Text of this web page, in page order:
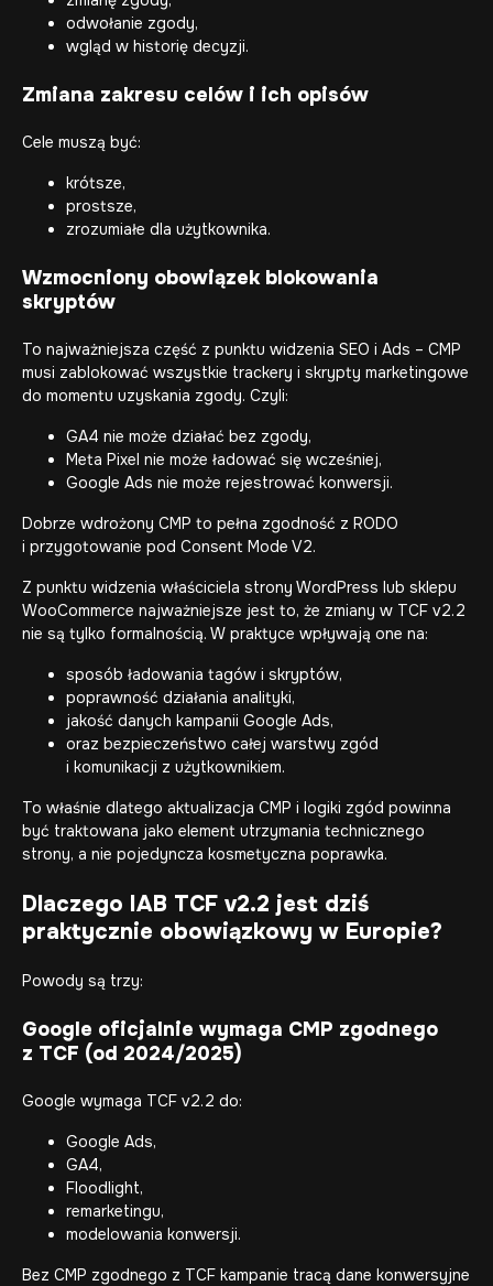
odwołanie zgody,
wgląd w historię decyzji.
Zmiana zakresu celów i ich opisów
Cele muszą być:
krótsze,
prostsze,
zrozumiałe dla użytkownika.
Wzmocniony obowiązek blokowania
skryptów
To najważniejsza część z punktu widzenia SEO i Ads – CMP
musi zablokować wszystkie trackery i skrypty marketingowe
do momentu uzyskania zgody. Czyli:
GA4 nie może działać bez zgody,
Meta Pixel nie może ładować się wcześniej,
Google Ads nie może rejestrować konwersji.
Dobrze wdrożony CMP to pełna zgodność z RODO
i przygotowanie pod Consent Mode V2.
Z punktu widzenia właściciela strony WordPress lub sklepu
WooCommerce najważniejsze jest to, że zmiany w TCF v2.2
nie są tylko formalnością. W praktyce wpływają one na:
sposób ładowania tagów i skryptów,
poprawność działania analityki,
jakość danych kampanii Google Ads,
oraz bezpieczeństwo całej warstwy zgód
i komunikacji z użytkownikiem.
To właśnie dlatego aktualizacja CMP i logiki zgód powinna
być traktowana jako element utrzymania technicznego
strony, a nie pojedyncza kosmetyczna poprawka.
Dlaczego IAB TCF v2.2 jest dziś
praktycznie obowiązkowy w Europie?
Powody są trzy:
Google oficjalnie wymaga CMP zgodnego
z TCF (od 2024/2025)
Google wymaga TCF v2.2 do:
Google Ads,
GA4,
Floodlight,
remarketingu,
modelowania konwersji.
Bez CMP zgodnego z TCF kampanie tracą dane konwersyjne